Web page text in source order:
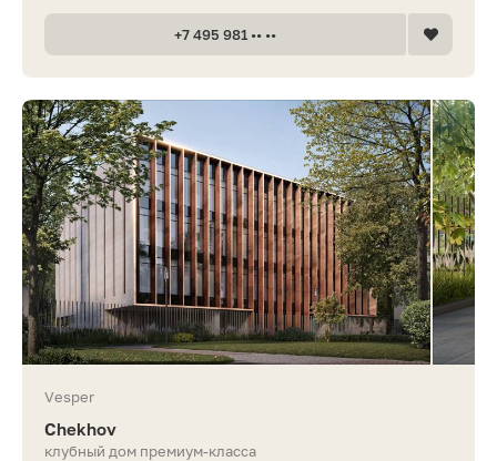
+7 495 981 •• ••
Vesper
Chekhov
клубный дом премиум-класса